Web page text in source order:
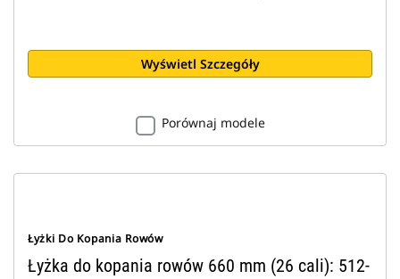
Wyświetl Szczegóły
Porównaj modele
Łyżki Do Kopania Rowów
Łyżka do kopania rowów 660 mm (26 cali): 512-